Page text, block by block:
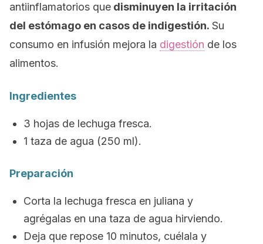
antiinflamatorios que disminuyen la irritación
del estómago en casos de indigestión. Su
consumo en infusión mejora la digestión de los
alimentos.
Ingredientes
3 hojas de lechuga fresca.
1 taza de agua (250 ml).
Preparación
Corta la lechuga fresca en juliana y
agrégalas en una taza de agua hirviendo.
Deja que repose 10 minutos, cuélala y